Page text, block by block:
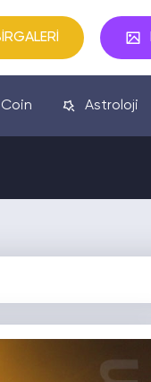
Coin Astroloji